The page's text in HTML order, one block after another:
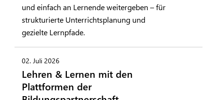
und einfach an Lernende weitergeben – für
strukturierte Unterrichtsplanung und
gezielte Lernpfade.
02. Juli 2026
Lehren & Lernen mit den
Plattformen der